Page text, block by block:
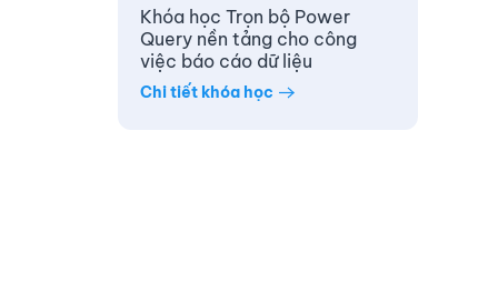
Khóa học Trọn bộ Power
Query nền tảng cho công
việc báo cáo dữ liệu
Chi tiết khóa học